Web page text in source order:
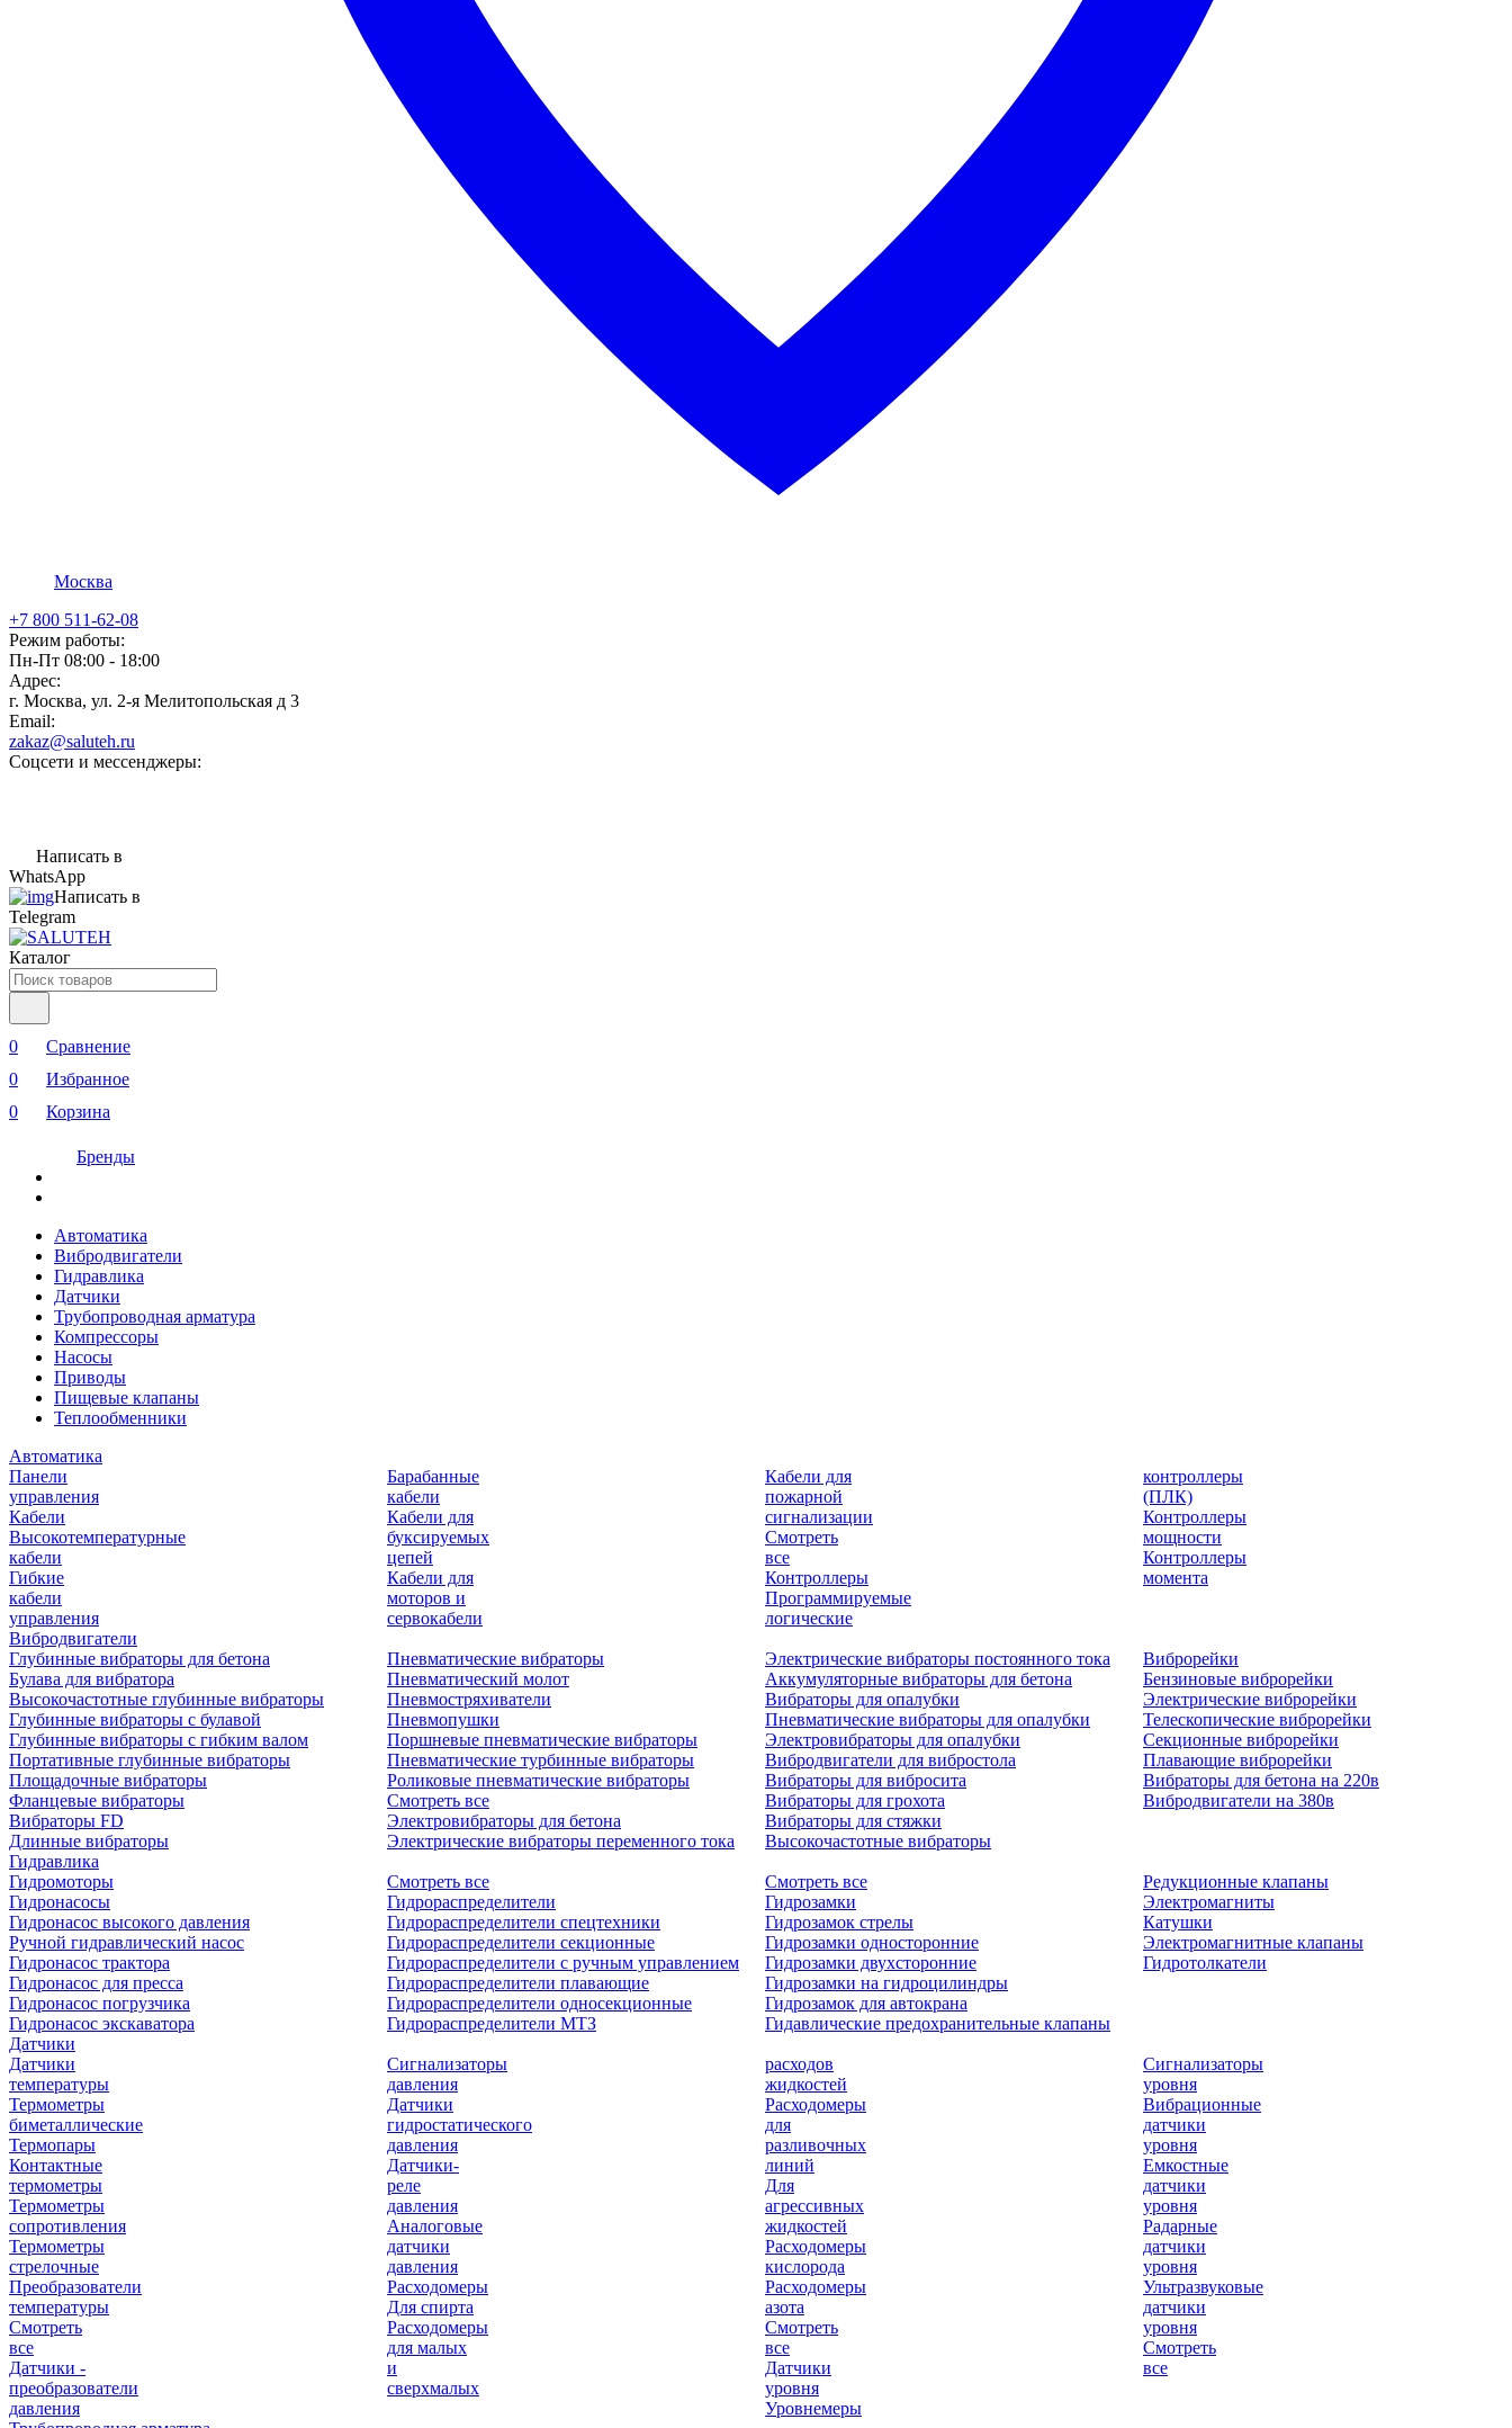
Москва
+7 800 511-62-08
Режим работы:
Пн-Пт 08:00 - 18:00
Адрес:
г. Москва, ул. 2-я Мелитопольская д 3
Email:
zakaz@saluteh.ru
Соцсети и мессенджеры:
Написать в
WhatsApp
Написать в
Telegram
Каталог
0
Сравнение
0
Избранное
0
Корзина
Бренды
Автоматика
Вибродвигатели
Гидравлика
Датчики
Трубопроводная арматура
Компрессоры
Насосы
Приводы
Пищевые клапаны
Теплообменники
Автоматика
Панели
управления
Кабели
Высокотемпературные
кабели
Гибкие
кабели
управления
Барабанные
кабели
Кабели для
буксируемых
цепей
Кабели для
моторов и
сервокабели
Кабели для
пожарной
сигнализации
Смотреть
все
Контроллеры
Программируемые
логические
контроллеры
(ПЛК)
Контроллеры
мощности
Контроллеры
момента
Вибродвигатели
Глубинные вибраторы для бетона
Булава для вибратора
Высокочастотные глубинные вибраторы
Глубинные вибраторы с булавой
Глубинные вибраторы с гибким валом
Портативные глубинные вибраторы
Площадочные вибраторы
Фланцевые вибраторы
Вибраторы FD
Длинные вибраторы
Пневматические вибраторы
Пневматический молот
Пневмостряхиватели
Пневмопушки
Поршневые пневматические вибраторы
Пневматические турбинные вибраторы
Роликовые пневматические вибраторы
Смотреть все
Электровибраторы для бетона
Электрические вибраторы переменного тока
Электрические вибраторы постоянного тока
Аккумуляторные вибраторы для бетона
Вибраторы для опалубки
Пневматические вибраторы для опалубки
Электровибраторы для опалубки
Вибродвигатели для вибростола
Вибраторы для вибросита
Вибраторы для грохота
Вибраторы для стяжки
Высокочастотные вибраторы
Виброрейки
Бензиновые виброрейки
Электрические виброрейки
Телескопические виброрейки
Секционные виброрейки
Плавающие виброрейки
Вибраторы для бетона на 220в
Вибродвигатели на 380в
Гидравлика
Гидромоторы
Гидронасосы
Гидронасос высокого давления
Ручной гидравлический насос
Гидронасос трактора
Гидронасос для пресса
Гидронасос погрузчика
Гидронасос экскаватора
Смотреть все
Гидрораспределители
Гидрораспределители спецтехники
Гидрораспределители секционные
Гидрораспределители с ручным управлением
Гидрораспределители плавающие
Гидрораспределители односекционные
Гидрораспределители МТЗ
Смотреть все
Гидрозамки
Гидрозамок стрелы
Гидрозамки односторонние
Гидрозамки двухсторонние
Гидрозамки на гидроцилиндры
Гидрозамок для автокрана
Гидавлические предохранительные клапаны
Редукционные клапаны
Электромагниты
Катушки
Электромагнитные клапаны
Гидротолкатели
Датчики
Датчики
температуры
Термометры
биметаллические
Термопары
Контактные
термометры
Термометры
сопротивления
Термометры
стрелочные
Преобразователи
температуры
Смотреть
все
Датчики -
преобразователи
давления
Сигнализаторы
давления
Датчики
гидростатического
давления
Датчики-
реле
давления
Аналоговые
датчики
давления
Расходомеры
Для спирта
Расходомеры
для малых
и
сверхмалых
расходов
жидкостей
Расходомеры
для
разливочных
линий
Для
агрессивных
жидкостей
Расходомеры
кислорода
Расходомеры
азота
Смотреть
все
Датчики
уровня
Уровнемеры
Сигнализаторы
уровня
Вибрационные
датчики
уровня
Емкостные
датчики
уровня
Радарные
датчики
уровня
Ультразвуковые
датчики
уровня
Смотреть
все